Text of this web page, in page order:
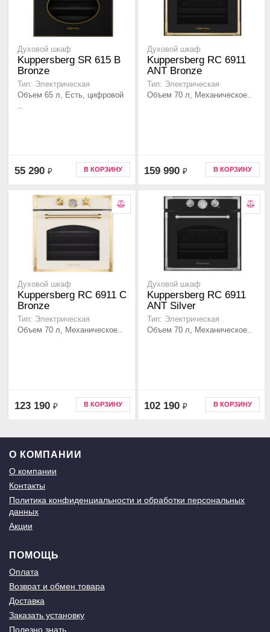
Духовой шкаф
Kuppersberg SR 615 B
Bronze
Тип: Электрическая
Объем 65 л, Есть, цифровой
..
55 290 ₽ В КОРЗИНУ
Духовой шкаф
Kuppersberg RC 6911
ANT Bronze
Тип: Электрическая
Объем 70 л, Механическое..
159 990 ₽ В КОРЗИНУ
Духовой шкаф
Kuppersberg RC 6911 C
Bronze
Тип: Электрическая
Объем 70 л, Механическое..
123 190 ₽ В КОРЗИНУ
Духовой шкаф
Kuppersberg RC 6911
ANT Silver
Тип: Электрическая
Объем 70 л, Механическое..
102 190 ₽ В КОРЗИНУ
О КОМПАНИИ
О компании
Контакты
Политика конфиденциальности и обработки персональных
данных
Акции
ПОМОЩЬ
Оплата
Возврат и обмен товара
Доставка
Заказать установку
Полезно знать